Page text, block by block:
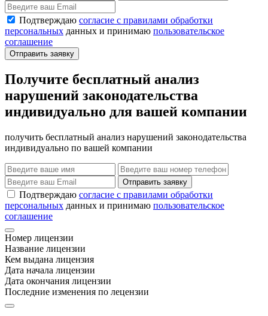
Подтверждаю согласие с правилами обработки
персональных данных и принимаю пользовательское
соглашение
Отправить заявку
Получите бесплатный анализ
нарушений законодательства
индивидуально для вашей компании
получить бесплатный анализ нарушений законодательства
индивидуально по вашей компании
Отправить заявку
Подтверждаю согласие с правилами обработки
персональных данных и принимаю пользовательское
соглашение
Номер лицензии
Название лицензии
Кем выдана лицензия
Дата начала лицензии
Дата окончания лицензии
Последние изменения по лецензии